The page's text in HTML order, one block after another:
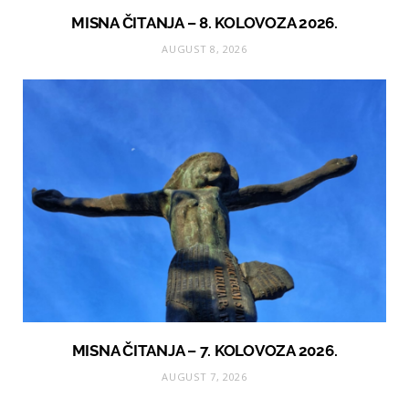
MISNA ČITANJA – 8. KOLOVOZA 2026.
AUGUST 8, 2026
MISNA ČITANJA – 7. KOLOVOZA 2026.
AUGUST 7, 2026